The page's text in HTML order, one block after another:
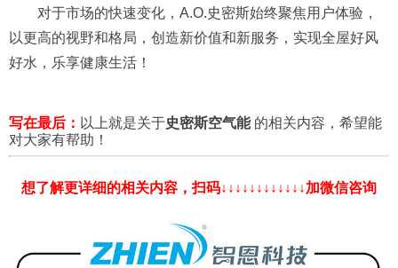
对于市场的快速变化，A.O.史密斯始终聚焦用户体验，
以更高的视野和格局，创造新价值和新服务，实现全屋好风
好水，乐享健康生活！
写在最后： 以上就是关于史密斯空气能的相关内容，希望能
对大家有帮助！
想了解更详细的相关内容，扫码↓↓↓↓↓↓↓↓↓↓↓↓加微信咨询